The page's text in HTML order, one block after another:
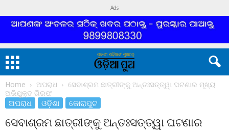
Ads
Home ଅପରାଧ
ସେବାଶ୍ରମ ଛାତ୍ରୀଙ୍କୁ ଅନ୍ତଃସତ୍ତ୍ୱା ଘଟଣାର ମୂଖ୍ୟ
ଅଭିଯୁକ୍ତ ଗିରଫ
ଅପରାଧ ଓଡ଼ିଶା କୋରାପୁଟ
ସେବାଶ୍ରମ ଛାତ୍ରୀଙ୍କୁ ଅନ୍ତଃସତ୍ତ୍ୱା ଘଟଣାର